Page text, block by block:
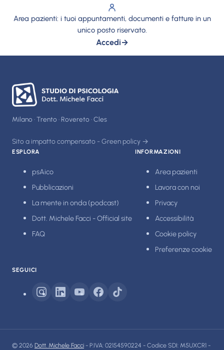
Area pazienti: i tuoi appuntamenti, documenti e fatture in un
unico posto riservato.
Accedi→
Milano · Trento · Rovereto · Cles
Sito a impatto compensato - Green policy →
ESPLORA
psAico
Pubblicazioni
La mente in onda (podcast)
Dott. Michele Facci - Official site
FAQ
INFORMAZIONI
Area pazienti
Lavora con noi
Privacy
Accessibilità
Cookie policy
Preferenze cookie
SEGUICI
© 2026 Dott. Michele Facci - P.IVA: 02154590224 - Codice SDI: M5UXCR1 -